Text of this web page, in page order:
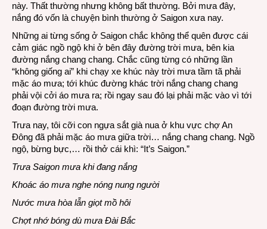
này. Thất thường nhưng không bất thường. Bởi mưa đây,
nắng đó vốn là chuyện bình thường ở Saigon xưa nay.
Những ai từng sống ở Saigon chắc không thể quên được cái
cảm giác ngồ ngộ khi ở bên đây đường trời mưa, bên kia
đường nắng chang chang. Chắc cũng từng có những lần
“không giống ai” khi chạy xe khúc này trời mưa tầm tã phải
mặc áo mưa; tới khúc đường khác trời nắng chang chang
phải vội cởi áo mưa ra; rồi ngay sau đó lại phải mặc vào vì tới
đoạn đường trời mưa.
Trưa nay, tôi cỡi con ngựa sắt già nua ở khu vực chợ An
Đông đã phải mặc áo mưa giữa trời… nắng chang chang. Ngồ
ngộ, bừng bực,… rồi thở cái khì: “It’s Saigon.”
Trưa Saigon mưa khi đang nắng
Khoác áo mưa nghe nóng nung người
Nước mưa hòa lẫn giọt mồ hôi
Chợt nhớ bóng dù mưa Đài Bắc